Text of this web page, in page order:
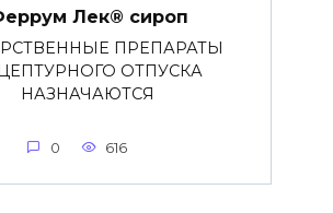
Лек® сироп
ПРЕПАРАТЫ
ОТПУСКА
НАЗНАЧАЮТСЯ
0 616